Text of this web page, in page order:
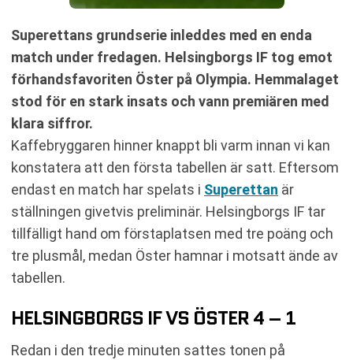
Superettans grundserie inleddes med en enda
match under fredagen. Helsingborgs IF tog emot
förhandsfavoriten Öster på Olympia. Hemmalaget
stod för en stark insats och vann premiären med
klara siffror.
Kaffebryggaren hinner knappt bli varm innan vi kan
konstatera att den första tabellen är satt. Eftersom
endast en match har spelats i Superettan är
ställningen givetvis preliminär. Helsingborgs IF tar
tillfälligt hand om förstaplatsen med tre poäng och
tre plusmål, medan Öster hamnar i motsatt ände av
tabellen.
HELSINGBORGS IF VS ÖSTER 4 – 1
Redan i den tredje minuten sattes tonen på